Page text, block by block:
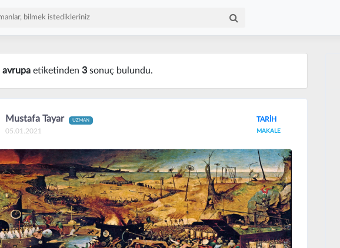
avrupaetiketinden 3sonuç bulundu.
Mustafa Tayar UZMAN
05.01.2021
TARİH
MAKALE